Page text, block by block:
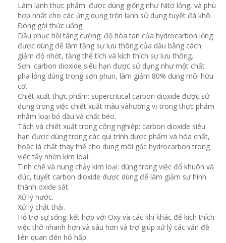
Làm lạnh thực phẩm: được dùng giống như Nitơ lỏng, và phù
hợp nhất cho các ứng dụng trộn lạnh sử dụng tuyết đá khô.
Đóng gói thức uống.
Dầu phục hồi tăng cường: độ hòa tan của hydrocarbon lỏng
được dùng để làm tăng sự lưu thông của dầu bằng cách
giảm độ nhớt, tăng thể tích và kích thích sự lưu thông.
Sơn: carbon dioxide siêu hạn được sử dụng như một chất
pha lỏng dùng trong sơn phun, làm giảm 80% dung môi hữu
cơ.
Chiết xuất thực phẩm: supercritical carbon dioxide được sử
dụng trong việc chiết xuất màu vàhương vị trong thực phẩm
nhằm loại bỏ dầu và chất béo.
Tách và chiết xuất trong công nghiệp: carbon dioxide siêu
hạn được dùng trong các qui trình dược phẩm và hóa chất,
hoặc là chất thay thế cho dung môi gốc hydrocarbon trong
việc tẩy nhờn kim loại.
Tinh chế và nung chảy kim loại: dùng trong việc đổ khuôn và
đúc, tuyết carbon dioxide được dùng để làm giảm sự hình
thành oxide sắt.
Xử lý nước.
Xử lý chất thải.
Hỗ trợ sự sống: kết hợp với Oxy và các khí khác để kích thích
việc thở nhanh hơn và sâu hơn và trợ giúp xử lý các vấn đề
liên quan đến hô hấp.